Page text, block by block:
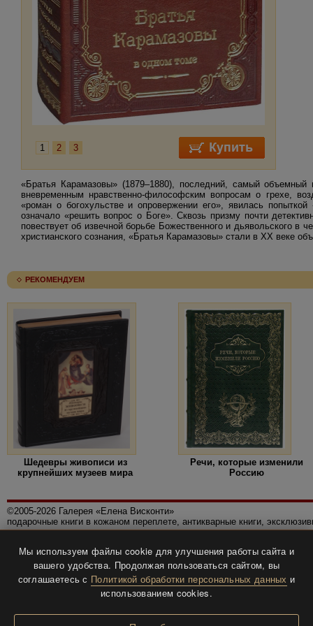
1 2 3
«Братья Карамазовы» (1879–1880), последний, самый
вневременным нравственно-философским вопросам о грехе,
«роман о богохульстве и опровержении его», явилась
означало «решить вопрос о Боге». Сквозь призму почти
повествует об извечной борьбе Божественного и дьявольского
христианского сознания, «Братья Карамазовы» стали в XX веке
РЕКОМЕНДУЕМ
Шедевры живописи из
крупнейших музеев мира
Речи, которые изменили
Россию
©2005-2026 Галерея «Елена Висконти»
подарочные книги в кожаном переплете, антикварные книги,
Политика конфиденциальности
Все права защищены.
Разработка и дизайнBTV-info.
Мы используем файлы cookie для улучшения работы сайта и
вашего удобства. Продолжая пользоваться сайтом, вы
соглашаетесь с Политикой обработки персональных данных и
использованием cookies.